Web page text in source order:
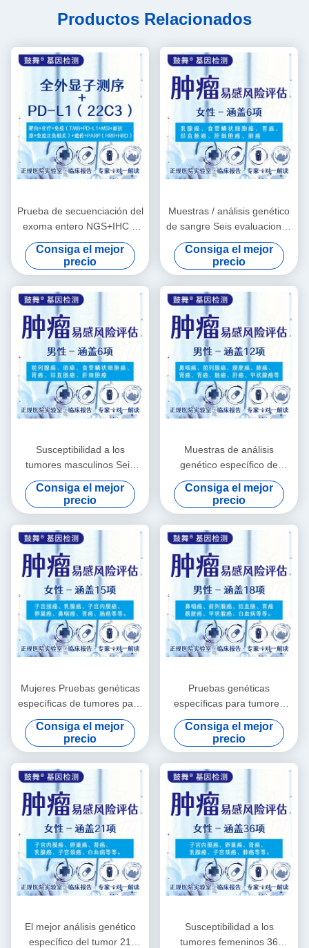
Productos Relacionados
Prueba de secuenciación del
exoma entero NGS+IHC +
PD-L1 (22C3)
Consiga el mejor
precio
Muestras / análisis genético
de sangre Seis evaluaciones
de riesgo para la
susceptibilidad del tumor
femenino
Consiga el mejor
precio
Susceptibilidad a los
tumores masculinos Seis
evaluaciones de riesgos
Servicios de pruebas
genéticas
Consiga el mejor
precio
Muestras de análisis
genético específico de
tumores 12 artículos para
hombres
Consiga el mejor
precio
Mujeres Pruebas genéticas
específicas de tumores para
el cáncer 15 artículos
Consiga el mejor
precio
Pruebas genéticas
específicas para tumores
masculinos 18 artículos
Pruebas genéticas para
enfermedades
Consiga el mejor
precio
El mejor análisis genético
específico del tumor 21
Susceptibilidad a los
tumores femeninos 36